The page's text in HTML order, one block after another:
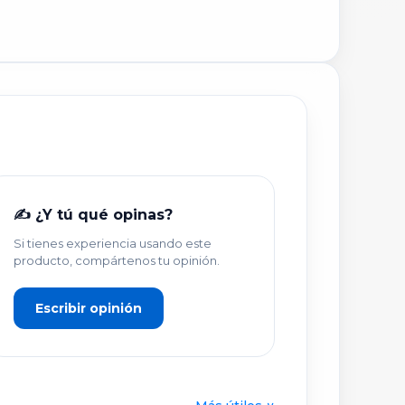
✍️ ¿Y tú qué opinas?
Si tienes experiencia usando este
producto, compártenos tu opinión.
Escribir opinión
×